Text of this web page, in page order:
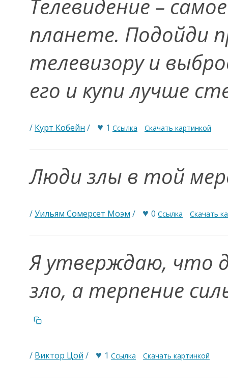
Телевидение –
планете. Подойди
телевизору и
его и купи лучше
/ Курт Кобейн / ♥ 1 Ссылка Скачать картинкой
Люди злы в той
/Уильям Сомерсет Моэм / ♥ 0 Ссылка Скачать
Я утверждаю, что
зло, а терпение
/ Виктор Цой / ♥ 1 Ссылка Скачать картинкой